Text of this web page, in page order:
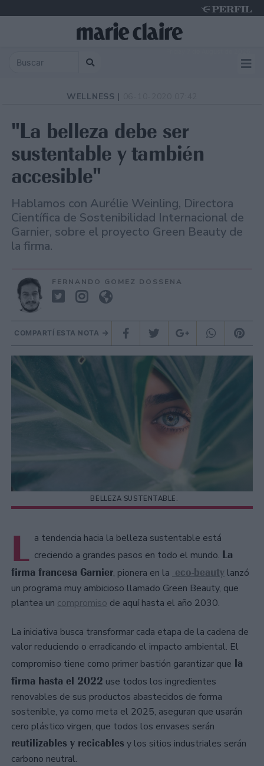
WELLNESS |
"La belleza debe ser
sustentable y también
accesible"
Hablamos con Aurélie Weinling, Directora
Científica de Sostenibilidad Internacional de
Garnier, sobre el proyecto Green Beauty de
la firma.
FERNANDO GOMEZ DOSSENA
COMPARTÍ ESTA NOTA
BELLEZA SUSTENTABLE.
L a tendencia hacia la belleza sustentable está
creciendo a grandes pasos en todo el mundo. La
firma francesa Garnier, pionera en la eco-beauty lanzó
un programa muy ambicioso llamado Green Beauty, que
plantea un compromiso de aquí hasta el año 2030.
La iniciativa busca transformar cada etapa de la cadena de
valor reduciendo o erradicando el impacto ambiental. El
compromiso tiene como primer bastión garantizar que la
firma hasta el 2022 use todos los ingredientes
renovables de sus productos abastecidos de forma
sostenible, ya como meta el 2025, aseguran que usarán
cero plástico virgen, que todos los envases serán
reutilizables y recicables y los sitios industriales serán
carbono neutral.